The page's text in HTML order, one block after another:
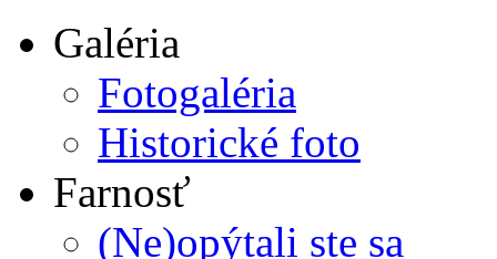
Galéria
Fotogaléria
Historické foto
Farnosť
(Ne)opýtali ste sa